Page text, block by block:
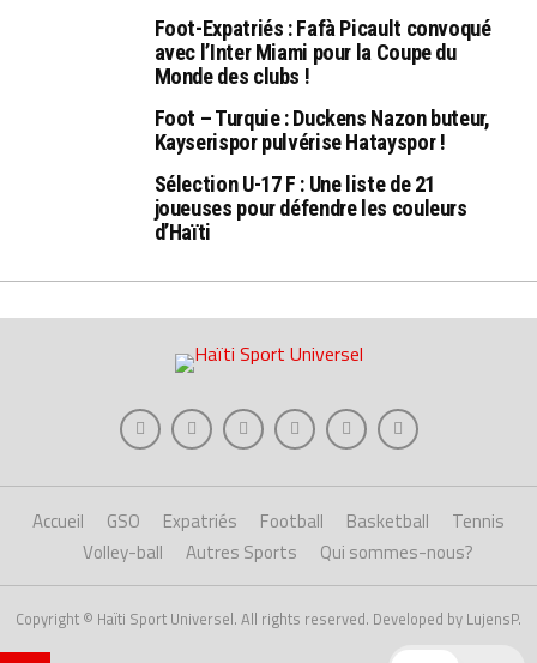
Foot-Expatriés : Fafà Picault convoqué
avec l’Inter Miami pour la Coupe du
Monde des clubs !
Foot – Turquie : Duckens Nazon buteur,
Kayserispor pulvérise Hatayspor !
Sélection U-17 F : Une liste de 21
joueuses pour défendre les couleurs
d’Haïti
Accueil GSO Expatriés Football Basketball
Tennis
Volley-ball
Autres Sports Qui sommes-nous?
Copyright © Haïti Sport Universel. All rights reserved. Developed by LujensP.